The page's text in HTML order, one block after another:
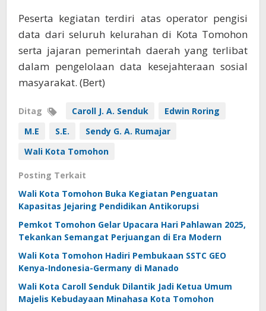
Peserta kegiatan terdiri atas operator pengisi
data dari seluruh kelurahan di Kota Tomohon
serta jajaran pemerintah daerah yang terlibat
dalam pengelolaan data kesejahteraan sosial
masyarakat. (Bert)
Ditag Caroll J. A. Senduk
Edwin Roring
M.E
S.E.
Sendy G. A. Rumajar
Wali Kota Tomohon
Posting Terkait
Wali Kota Tomohon Buka Kegiatan Penguatan
Kapasitas Jejaring Pendidikan Antikorupsi
Pemkot Tomohon Gelar Upacara Hari Pahlawan 2025,
Tekankan Semangat Perjuangan di Era Modern
Wali Kota Tomohon Hadiri Pembukaan SSTC GEO
Kenya-Indonesia-Germany di Manado
Wali Kota Caroll Senduk Dilantik Jadi Ketua Umum
Majelis Kebudayaan Minahasa Kota Tomohon